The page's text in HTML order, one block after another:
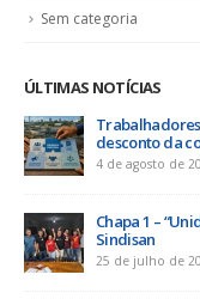
Sem categoria
ÚLTIMAS NOTÍCIAS
tem até o dia 17/8 para
assistencial
e Luta vence” a